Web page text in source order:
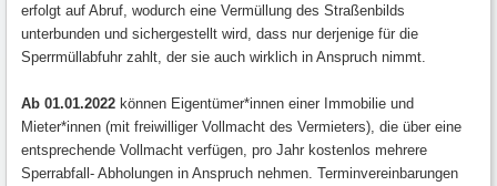
erfolgt auf Abruf, wodurch eine Vermüllung des Straßenbilds
unterbunden und sichergestellt wird, dass nur derjenige für die
Sperrmüllabfuhr zahlt, der sie auch wirklich in Anspruch nimmt.
Ab 01.01.2022 können Eigentümer*innen einer Immobilie und
Mieter*innen (mit freiwilliger Vollmacht des Vermieters), die über eine
entsprechende Vollmacht verfügen, pro Jahr kostenlos mehrere
Sperrabfall- Abholungen in Anspruch nehmen. Terminvereinbarungen